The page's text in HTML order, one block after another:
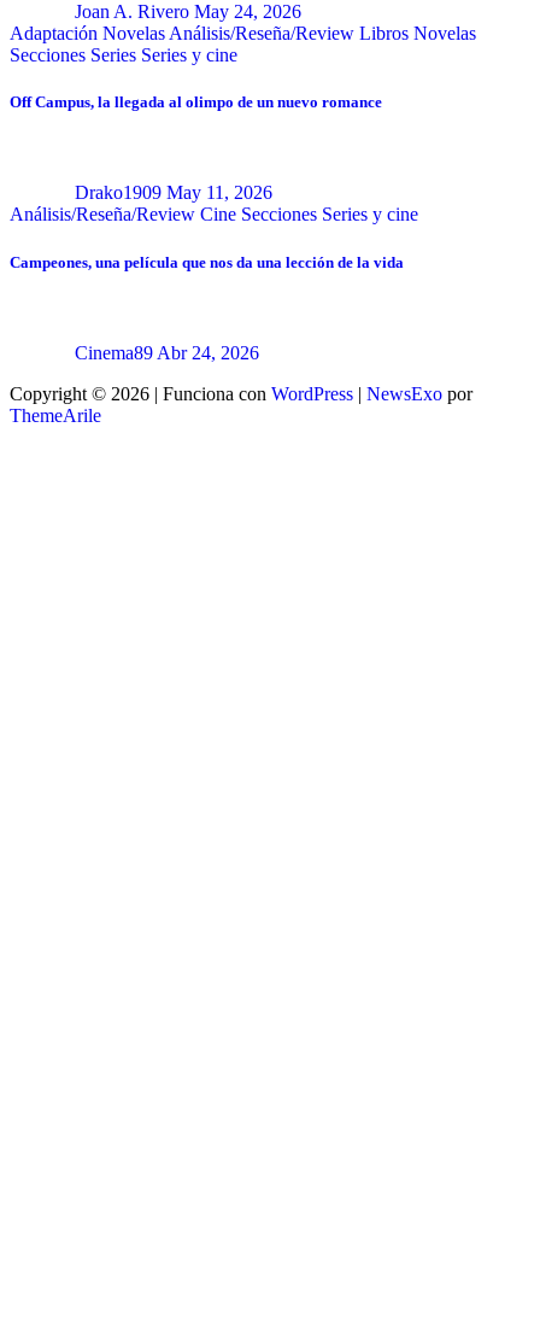
Joan A. Rivero May 24, 2026
Adaptación Novelas Análisis/Reseña/Review Libros Novelas
Secciones Series Series y cine
Off Campus, la llegada al olimpo de un nuevo romance
Drako1909 May 11, 2026
Análisis/Reseña/Review Cine Secciones Series y cine
Campeones, una película que nos da una lección de la vida
Cinema89 Abr 24, 2026
Copyright © 2026 | Funciona con WordPress | NewsExo por
ThemeArile